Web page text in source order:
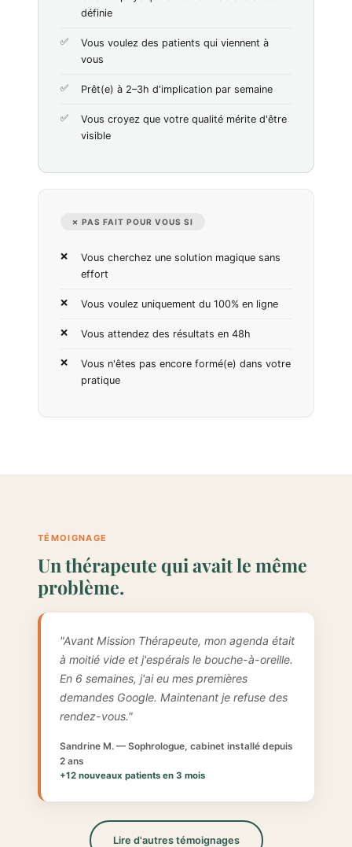
définie
Vous voulez des patients qui viennent à
vous
Prêt(e) à 2–3h d'implication par semaine
Vous croyez que votre qualité mérite d'être
visible
✗ PAS FAIT POUR VOUS SI
Vous cherchez une solution magique sans
effort
Vous voulez uniquement du 100% en ligne
Vous attendez des résultats en 48h
Vous n'êtes pas encore formé(e) dans votre
pratique
TÉMOIGNAGE
Un thérapeute qui avait le même
problème.
"Avant Mission Thérapeute, mon agenda était
à moitié vide et j'espérais le bouche-à-oreille.
En 6 semaines, j'ai eu mes premières
demandes Google. Maintenant je refuse des
rendez-vous."
Sandrine M. — Sophrologue, cabinet installé depuis
2 ans
+12 nouveaux patients en 3 mois
Lire d'autres témoignages